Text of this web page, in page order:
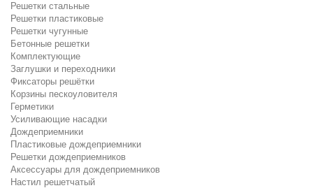
Решетки стальные
Решетки пластиковые
Решетки чугунные
Бетонные решетки
Комплектующие
Заглушки и переходники
Фиксаторы решётки
Корзины пескоуловителя
Герметики
Усиливающие насадки
Дождеприемники
Пластиковые дождеприемники
Решетки дождеприемников
Аксессуары для дождеприемников
Настил решетчатый